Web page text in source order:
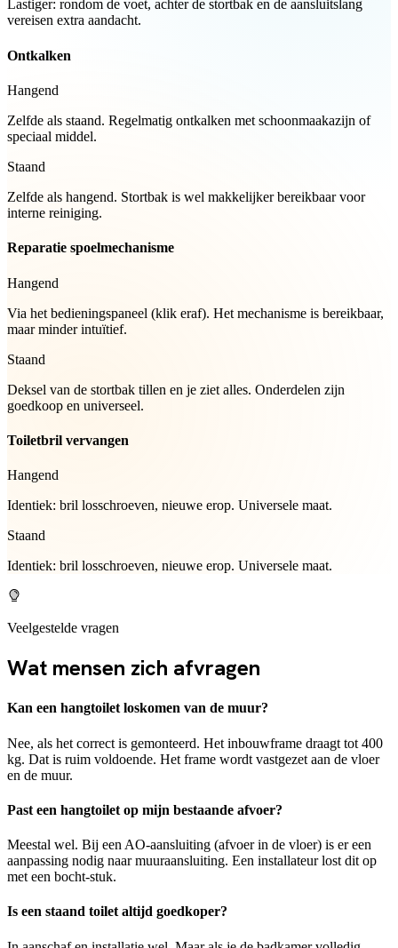
Lastiger: rondom de voet, achter de stortbak en de aansluitslang
vereisen extra aandacht.
Ontkalken
Hangend
Zelfde als staand. Regelmatig ontkalken met schoonmaakazijn of
speciaal middel.
Staand
Zelfde als hangend. Stortbak is wel makkelijker bereikbaar voor
interne reiniging.
Reparatie spoelmechanisme
Hangend
Via het bedieningspaneel (klik eraf). Het mechanisme is bereikbaar,
maar minder intuïtief.
Staand
Deksel van de stortbak tillen en je ziet alles. Onderdelen zijn
goedkoop en universeel.
Toiletbril vervangen
Hangend
Identiek: bril losschroeven, nieuwe erop. Universele maat.
Staand
Identiek: bril losschroeven, nieuwe erop. Universele maat.
Veelgestelde vragen
Wat mensen zich afvragen
Kan een hangtoilet loskomen van de muur?
Nee, als het correct is gemonteerd. Het inbouwframe draagt tot 400
kg. Dat is ruim voldoende. Het frame wordt vastgezet aan de vloer
en de muur.
Past een hangtoilet op mijn bestaande afvoer?
Meestal wel. Bij een AO-aansluiting (afvoer in de vloer) is er een
aanpassing nodig naar muuraansluiting. Een installateur lost dit op
met een bocht-stuk.
Is een staand toilet altijd goedkoper?